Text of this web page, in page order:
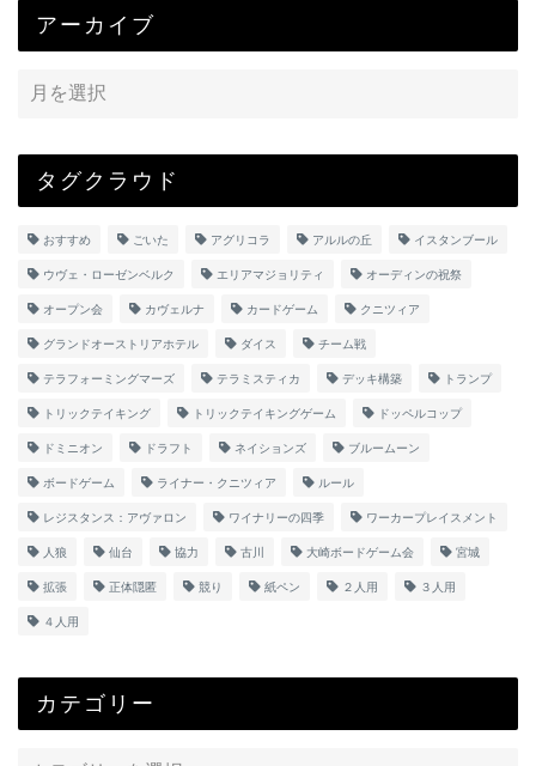
アーカイブ
タグクラウド
おすすめ ごいた アグリコラ アルルの丘 イスタンブール
ウヴェ・ローゼンベルク エリアマジョリティ オーディンの祝祭
オープン会 カヴェルナ カードゲーム クニツィア
グランドオーストリアホテル ダイス チーム戦
テラフォーミングマーズ テラミスティカ デッキ構築 トランプ
トリックテイキング トリックテイキングゲーム ドッペルコップ
ドミニオン ドラフト ネイションズ ブルームーン
ボードゲーム ライナー・クニツィア ルール
レジスタンス：アヴァロン ワイナリーの四季 ワーカープレイスメント
人狼 仙台 協力 古川 大崎ボードゲーム会 宮城
拡張 正体隠匿 競り 紙ペン ２人用 ３人用
４人用
カテゴリー